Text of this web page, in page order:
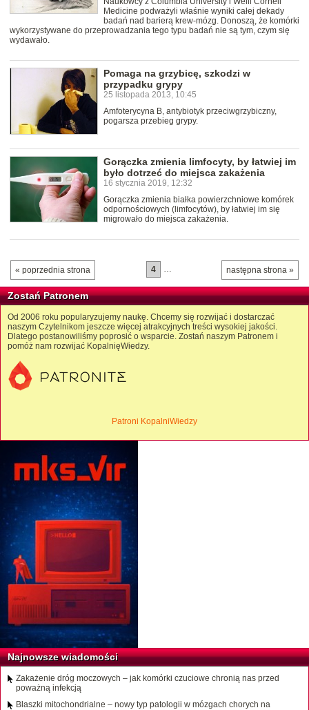
Medicine podważyli właśnie wyniki całej dekady
badań nad barierą krew-mózg. Donoszą, że komórki
wykorzystywane do przeprowadzania tego typu badań nie są tym, czym się
wydawało.
Pomaga na grzybicę, szkodzi w
przypadku grypy
25 listopada 2013, 10:45
Amfoterycyna B, antybiotyk przeciwgrzybiczny,
pogarsza przebieg grypy.
Gorączka zmienia limfocyty, by łatwiej im
było dotrzeć do miejsca zakażenia
16 stycznia 2019, 12:32
Gorączka zmienia białka powierzchniowe komórek
odpornościowych (limfocytów), by łatwiej im się
migrowało do miejsca zakażenia.
« poprzednia strona następna strona »
4 …
Zostań Patronem
Od 2006 roku popularyzujemy naukę. Chcemy się rozwijać i dostarczać
naszym Czytelnikom jeszcze więcej atrakcyjnych treści wysokiej jakości.
Dlatego postanowiliśmy poprosić o wsparcie. Zostań naszym Patronem i
pomóż nam rozwijać KopalnięWiedzy.
Patroni KopalniWiedzy
Najnowsze wiadomości
Zakażenie dróg moczowych – jak komórki czuciowe chronią nas przed
poważną infekcją
Blaszki mitochondrialne – nowy typ patologii w mózgach chorych na